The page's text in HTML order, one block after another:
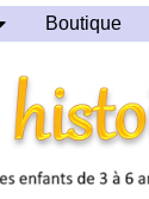
Boutique